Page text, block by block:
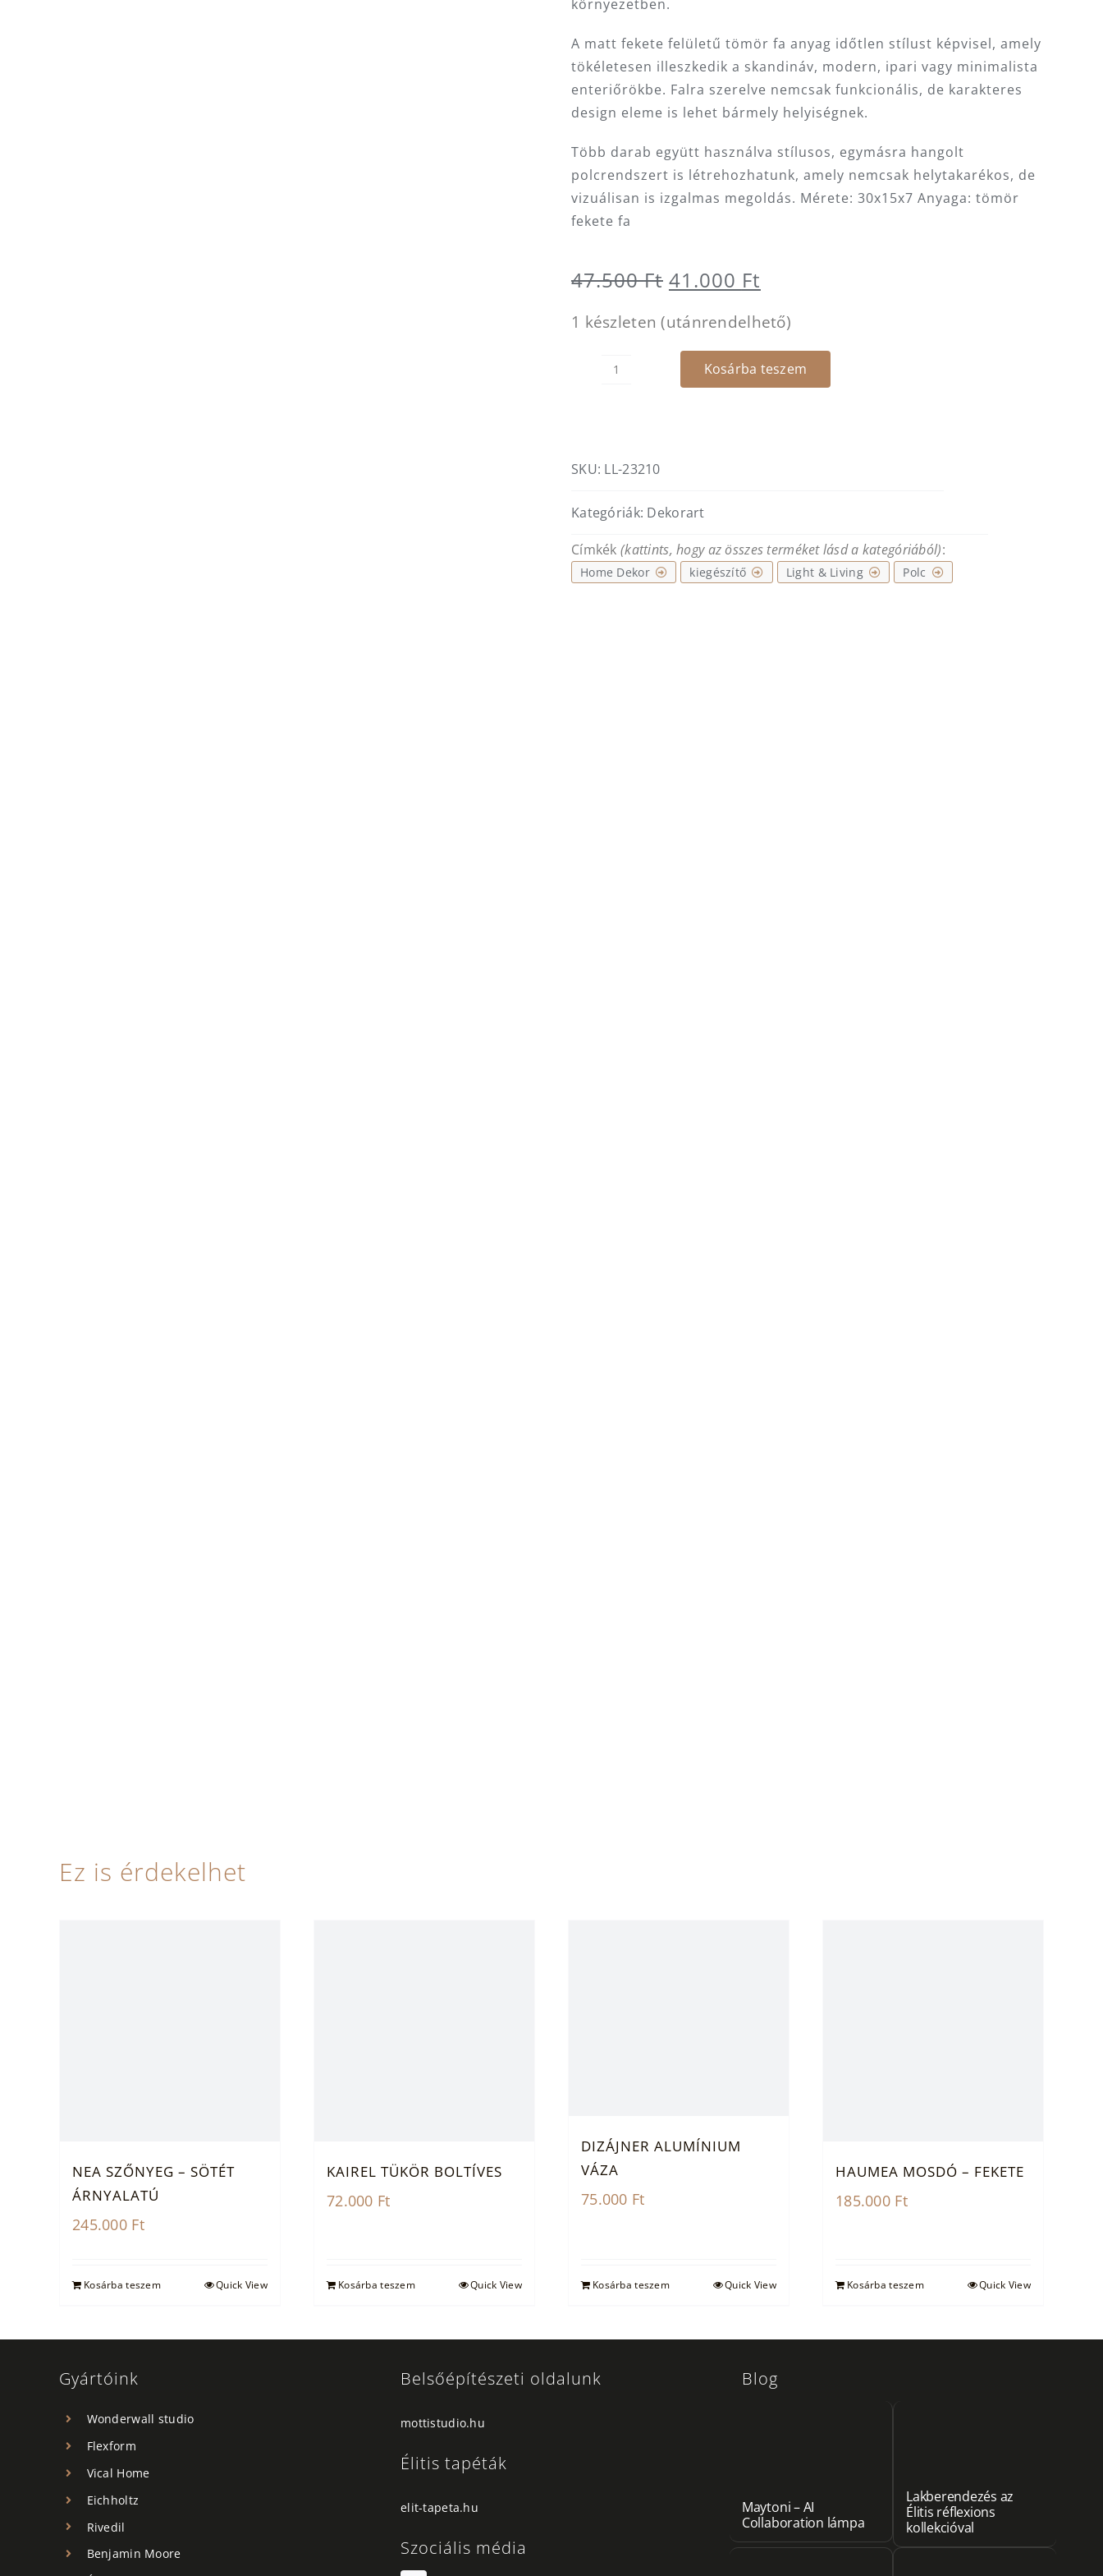
környezetben.
A matt fekete felületű tömör fa anyag időtlen stílust képvisel, amely
tökéletesen illeszkedik a skandináv, modern, ipari vagy minimalista
enteriőrökbe. Falra szerelve nemcsak funkcionális, de karakteres
design eleme is lehet bármely helyiségnek.
Több darab együtt használva stílusos, egymásra hangolt
polcrendszert is létrehozhatunk, amely nemcsak helytakarékos, de
vizuálisan is izgalmas megoldás. Mérete: 30x15x7 Anyaga: tömör
fekete fa
47.500Ft Original
price
47.500 Ft.
41.000 Ft
price
41.000 Ft.
1 készleten (utánrendelhető)
Gatura
Kosárba teszem
SKU: LL-23210
Kategóriák: Dekorart
Címkék (kattints, hogy az összes terméket lásd a kategóriából):
Home Dekor kiegészítő Light & Living Polc
Ez is érdekelhet
NEA SZŐNYEG – SÖTÉT
ÁRNYALATÚ
245.000 Ft
Kosárba teszem Quick View
KAIREL TÜKÖR BOLTÍVES
72.000 Ft
Kosárba teszem Quick View
DIZÁJNER ALUMÍNIUM
VÁZA
75.000 Ft
Kosárba teszem Quick View
HAUMEA MOSDÓ – FEKETE
185.000 Ft
Kosárba teszem Quick View
Gyártóink
Wonderwall studio
Flexform
Vical Home
Eichholtz
Rivedil
Benjamin Moore
Belsőépítészeti oldalunk
mottistudio.hu
Élitis tapéták
elit-tapeta.hu
Szociális média
Blog
Maytoni – AI
Collaboration lámpa
Lakberendezés az
Élitis réflexions
kollekcióval